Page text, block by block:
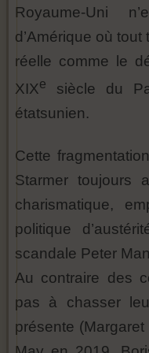
Royaume-Uni
d’Amérique où tout
réelle comme le
XIXe
siècle du
étatsunien.
Cette
Starmer toujours
charismatique,
politique
scandale Peter
Au contraire des
pas à chasser
présente